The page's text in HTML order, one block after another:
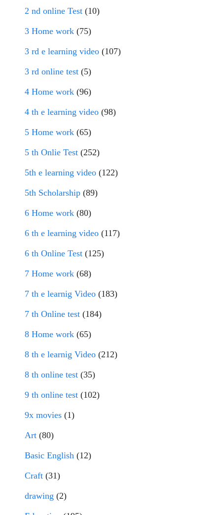
2 nd online Test (10)
3 Home work (75)
3 rd e learning video (107)
3 rd online test (5)
4 Home work (96)
4 th e learning video (98)
5 Home work (65)
5 th Onlie Test (252)
5th e learning video (122)
5th Scholarship (89)
6 Home work (80)
6 th e learning video (117)
6 th Online Test (125)
7 Home work (68)
7 th e learnig Video (183)
7 th Online test (184)
8 Home work (65)
8 th e learnig Video (212)
8 th online test (35)
9 th online test (102)
9x movies (1)
Art (80)
Basic English (12)
Craft (31)
drawing (2)